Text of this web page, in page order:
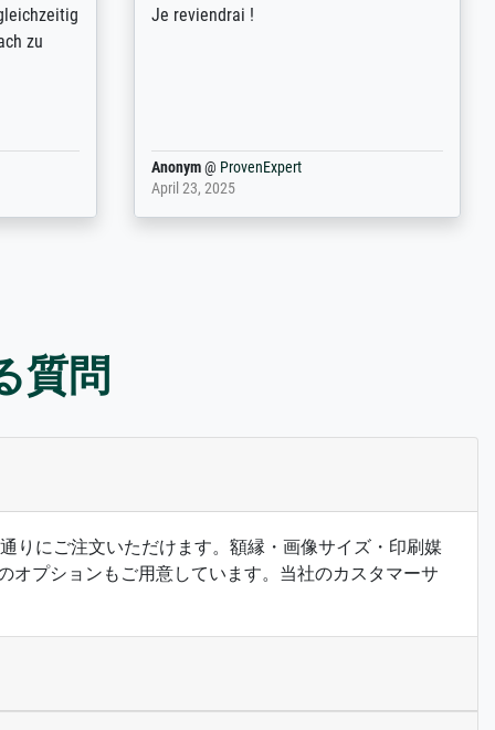
(ein
-
couleurs). Relation clientèle parfaite.
Anonym@ ProvenExpert
March 31, 2025
質問
りにご注文いただけます。額縁・画像サイズ・印刷媒
オプションもご用意しています。当社のカスタマーサ